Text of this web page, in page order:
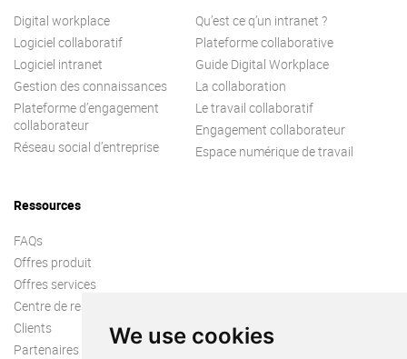
We use cookies
Digital workplace
Logiciel collaboratif
Logiciel intranet
Gestion des connaissances
Plateforme d’engagement
collaborateur
Réseau social d’entreprise
Qu’est ce q’un intranet ?
Plateforme collaborative
Guide Digital Workplace
La collaboration
Le travail collaboratif
Engagement collaborateur
Espace numérique de travail
Ressources
FAQs
Offres produit
Offres services
Centre de ressources
Clients
Partenaires